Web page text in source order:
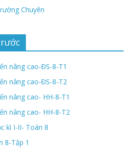
Chuyên
nâng cao-ĐS-8-T1
nâng cao-ĐS-8-T2
nâng cao- HH-8-T1
nâng cao- HH-8-T2
kì I-II- Toán 8
8-Tập 1